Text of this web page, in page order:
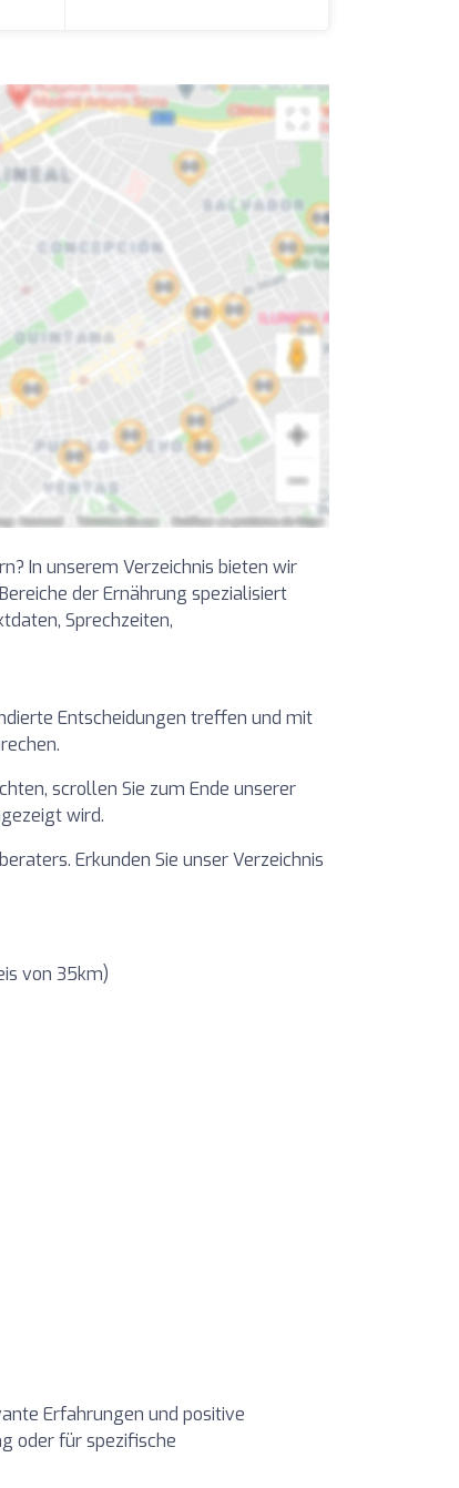
In unserem Verzeichnis bieten wir
der Ernährung spezialisiert
Sprechzeiten,
Entscheidungen treffen und mit
scrollen Sie zum Ende unserer
wird.
Erkunden Sie unser Verzeichnis
von 35km)
Erfahrungen und positive
oder für spezifische